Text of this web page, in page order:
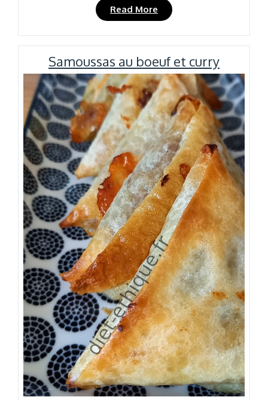
Read More « Lasagne
revisitée
fromage
frais
/
saumon
fumé
(recette
rapide) »
Samoussas au boeuf et curry